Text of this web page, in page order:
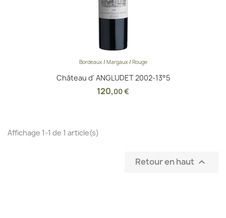
Bordeaux /Margaux /Rouge
Château d' ANGLUDET 2002-13°5
120,00 €
Affichage 1-1 de 1 article(s)
Retour en haut 